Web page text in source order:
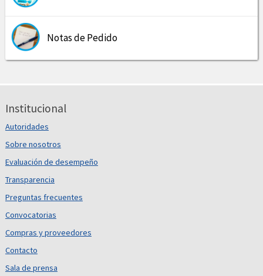
Notas de Pedido
Institucional
Autoridades
Sobre nosotros
Evaluación de desempeño
Transparencia
Preguntas frecuentes
Convocatorias
Compras y proveedores
Contacto
Sala de prensa